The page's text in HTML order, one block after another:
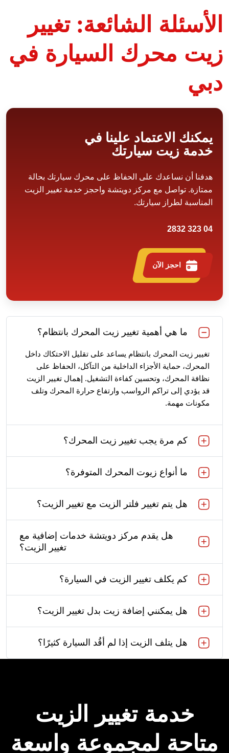
الأسئلة الشائعة: تغيير
زيت محرك السيارة في
دبي
ما هي أهمية تغيير زيت المحرك بانتظام؟
تغيير زيت المحرك بانتظام يساعد على تقليل الاحتكاك داخل
المحرك، حماية الأجزاء الداخلية من التآكل، الحفاظ على
نظافة المحرك، وتحسين كفاءة التشغيل. إهمال تغيير الزيت
قد يؤدي إلى تراكم الرواسب وارتفاع حرارة المحرك وتلف
مكونات مهمة.
كم مرة يجب تغيير زيت المحرك؟
ما أنواع زيوت المحرك المتوفرة؟
هل يتم تغيير فلتر الزيت مع تغيير الزيت؟
هل يقدم مركز دويتشة خدمات إضافية مع
تغيير الزيت؟
كم يكلف تغيير الزيت في السيارة؟
هل يمكنني إضافة زيت بدل تغيير الزيت؟
هل يتلف الزيت إذا لم أقُد السيارة كثيرًا؟
يمكنك الاعتماد علينا في
خدمة زيت سيارتك
هدفنا أن نساعدك على الحفاظ على محرك سيارتك بحالة
ممتازة. تواصل مع مركز دويتشة واحجز خدمة تغيير الزيت
المناسبة لطراز سيارتك.
04 323 2832
احجز الآن
خدمة تغيير الزيت
متاحة لمجموعة واسعة